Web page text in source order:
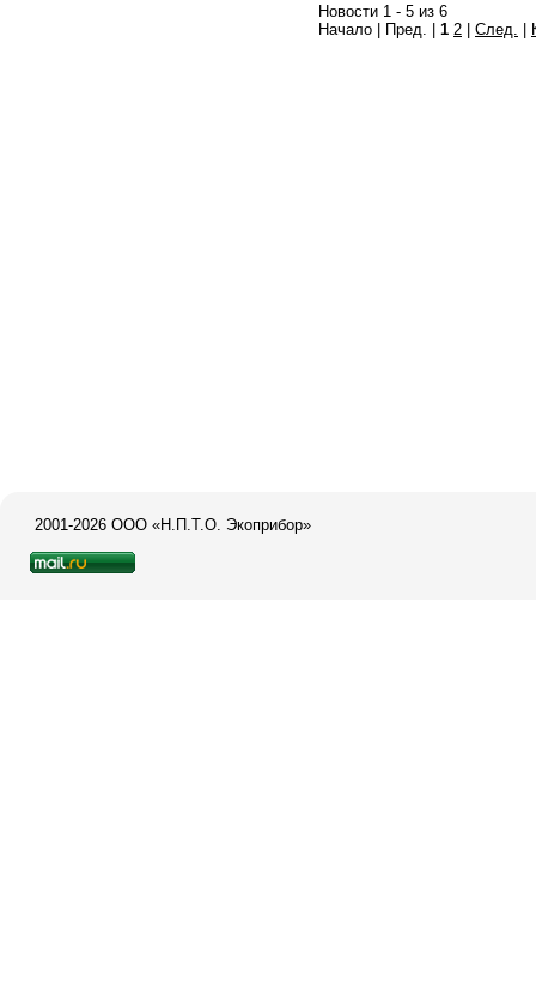
Новости 1 - 5 из 6
Начало | Пред. | 1 2 След.
2001-2026 ООО «Н.П.Т.О. Экоприбор»